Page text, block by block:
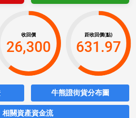
收回價
26,300
距收回價(點)
631.97
牛熊證街貨分布圖
相關資產資金流